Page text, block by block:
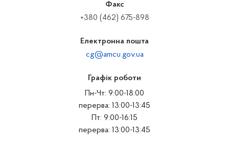
Факс
+380 (462) 675-898
Електронна пошта
cg@amcu.gov.ua
Графік роботи
Пн-Чт: 9:00-18:00
перерва: 13:00-13:45
Пт: 9:00-16:15
перерва: 13:00-13:45